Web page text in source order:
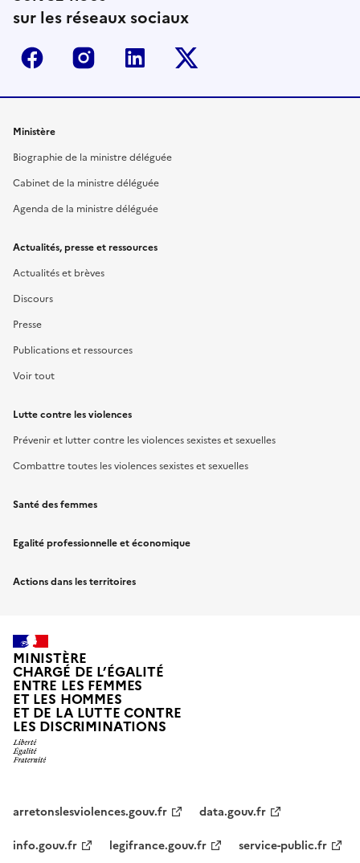
sur les réseaux sociaux
Facebook InstagramLinkedin
Ministère
Biographie de la ministre déléguée
Cabinet de la ministre déléguée
Agenda de la ministre déléguée
Actualités, presse et ressources
Actualités et brèves
Discours
Presse
Publications et ressources
Voir tout
Lutte contre les violences
Prévenir et lutter contre les violences sexistes et sexuelles
Combattre toutes les violences sexistes et sexuelles
Santé des femmes
Egalité professionnelle et économique
Actions dans les territoires
MINISTÈRE
CHARGÉ DE L’ÉGALITÉ
ENTRE LES FEMMES
ET LES HOMMES
ET DE LA LUTTE CONTRE
LES DISCRIMINATIONS
arretonslesviolences.gouv.fr
data.gouv.fr
info.gouv.fr
legifrance.gouv.fr service-public.fr